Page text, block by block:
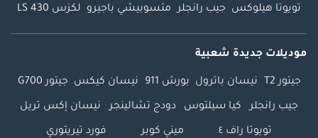
تويوتا هيلوكس جيب رانجلر متسوبيشي باجيرو لكزس LS 430
موديلات جديدة شعبية
جيتور T2 نيسان باترول بورش 911 نيسان كيكس جيتور G700
جيب رانجلر كيا سيلتوس دودج تشالينجر نيسان إكس تريل
تويوتا راف ٤ ميني كوبر فورد تيريتوري